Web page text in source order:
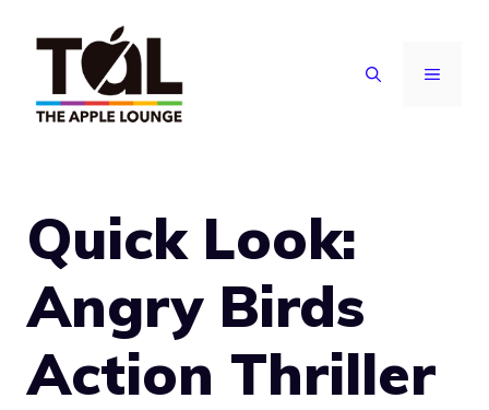
contenuto
MENU
Quick Look:
Angry Birds
Action Thriller